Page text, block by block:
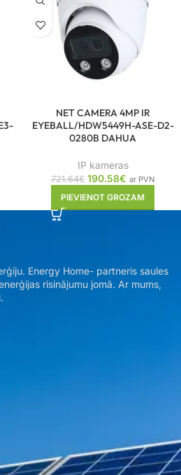
NET CAMERA 4MP IR
EYEBALL/HDW5449H-ASE-D2-
0280B DAHUA
IP kameras
721.64€ 190.58€ ar PVN
PIEVIENOT GROZAM
Energy Home- partneris saules
risinājumu jomā. Ar mums,